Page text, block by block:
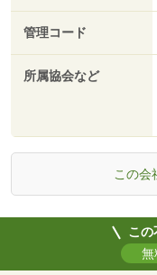
管理コード
所属協会など
この会
この
無